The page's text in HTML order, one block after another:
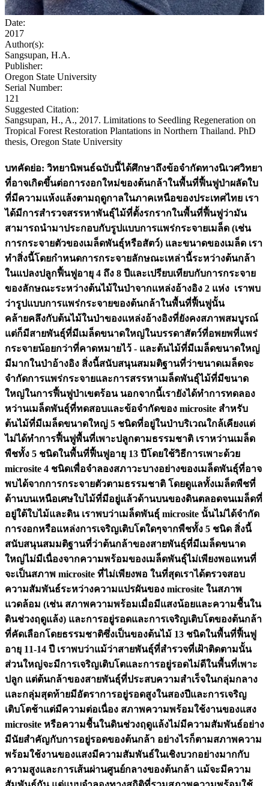
Date:
2017
Author(s):
Sangsupan, H.A.
Publisher:
Oregon State University
Serial Number:
121
Suggested Citation:
Sangsupan, H., A., 2017. Limitations to Seedling Regeneration on
Tropical Forest Restoration Plantations in Northern Thailand. PhD
thesis, Oregon State University
บทคัดย่อ: วิทยานิพนธ์ฉบับนี้ได้ศึกษาถึงข้อจำกัดทางนิเวศวิทยา
ที่อาจเกิดขึ้นต่อการงอกใหม่ของต้นกล้าในพื้นที่ฟื้นฟูป่าผลัดใบ
ที่มีความแห้งแล้งตามฤดูกาลในภาคเหนือของประเทศไทย เรา
ได้มีการสำรวจสรรหาพันธุ์ไม้ที่ตั้งรกรากในพื้นที่ฟื้นฟูว่ามัน
สามารถนำมาประกอบกับรูปแบบการแพร่กระจายเมล็ด (เช่น
การกระจายตัวของเมล็ดพันธุ์หรือสัตว์) และขนาดของเมล็ด เรา
ทำสิ่งนี้โดยกำหนดการกระจายลักษณะเหล่านี้ระหว่างต้นกล้า
ในแปลงปลูกฟื้นฟูอายุ 4 ถึง 8 ปีและเปรียบเทียบกับการกระจาย
ของลักษณะระหว่างต้นไม้ในป่าจากแหล่งอ้างอิง 2 แห่ง เราพบ
ว่ารูปแบบการแพร่กระจายของต้นกล้าในพื้นที่ฟื้นฟูนั้น
คล้ายคลึงกับต้นไม้ในป่าของแหล่งอ้างอิงที่ยังคงสภาพสมบูรณ์
แต่ก็มีสายพันธุ์ที่มีเมล็ดขนาดใหญ่ในบรรดาสัตว์ที่อพยพที่แพร่
กระจายน้อยกว่าที่คาดหมายไว้ - และต้นไม้ที่มีเมล็ดขนาดใหญ่
มีมากในป่าอ้างอิง สิ่งนี้สนับสนุนสมมติฐานที่ว่าขนาดเมล็ดจะ
จำกัดการแพร่กระจายและการสรรหาเมล็ดพันธุ์ไม้ที่มีขนาด
ใหญ่ในการฟื้นฟูป่าเขตร้อน นอกจากนี้เรายังได้ทำการทดลอง
หว่านเมล็ดพันธุ์ที่ทดสอบและข้อจำกัดของ microsite สำหรับ
ต้นไม้ที่มีเมล็ดขนาดใหญ่ 5 ชนิดที่อยู่ในป่าบริเวณใกล้เคียงแต่
ไม่ได้ทำการฟื้นฟูพื้นที่เพาะปลูกตามธรรมชาติ เราหว่านเมล็ด
พืชทั้ง 5 ชนิดในพื้นที่ฟื้นฟูอายุ 13 ปีโดยใช้วิธีการเพาะด้วย
microsite 4 ชนิดเพื่อจำลองสภาวะบางอย่างของเมล็ดพันธุ์ที่อาจ
พบได้จากการกระจายตัวตามธรรมชาติ โดยดูแลทั้งเมล็ดพืชที่
ด้านบนเหนือเศษใบไม้ที่มีอยู่แล้วด้านบนของดินตลอดจนเมล็ดที่
อยู่ใต้ใบไม้และดิน เราพบว่าเมล็ดพันธุ์ microsite นั้นไม่ได้จำกัด
การงอกหรือแหล่งการเจริญเติบโตใดๆจากพืชทั้ง 5 ชนิด สิ่งนี้
สนับสนุนสมมติฐานที่ว่าต้นกล้าของสายพันธุ์ที่มีเมล็ดขนาด
ใหญ่ไม่มีเนื่องจากความพร้อมของเมล็ดพันธุ์ไม่เพียงพอแทนที่
จะเป็นสภาพ microsite ที่ไม่เพียงพอ ในที่สุดเราได้ตรวจสอบ
ความสัมพันธ์ระหว่างความแปรผันของ microsite ในสภาพ
แวดล้อม (เช่น สภาพความพร้อมเมื่อมีแสงน้อยและความชื้นใน
ดินช่วงฤดูแล้ง) และการอยู่รอดและการเจริญเติบโตของต้นกล้า
ที่คัดเลือกโดยธรรมชาติซึ่งเป็นของต้นไม้ 13 ชนิดในพื้นที่ฟื้นฟู
อายุ 11-14 ปี เราพบว่าแม้ว่าสายพันธุ์ที่สำรวจที่เฝ้าติดตามนั้น
ส่วนใหญ่จะมีการเจริญเติบโตและการอยู่รอดไม่ดีในพื้นที่เพาะ
ปลูก แต่ต้นกล้าของสายพันธุ์ที่ประสบความสำเร็จในกลุ่มกลาง
และกลุ่มสุดท้ายมีอัตราการอยู่รอดสูงในสองปีและการเจริญ
เติบโตช้าแต่มีความต่อเนื่อง สภาพความพร้อมใช้งานของแสง
microsite หรือความชื้นในดินช่วงฤดูแล้งไม่มีความสัมพันธ์อย่าง
มีนัยสำคัญกับการอยู่รอดของต้นกล้า อย่างไรก็ตามสภาพความ
พร้อมใช้งานของแสงมีความสัมพันธ์ในเชิงบวกอย่างมากกับ
ความสูงและการเส้นผ่านศูนย์กลางของต้นกล้า แม้จะมีความ